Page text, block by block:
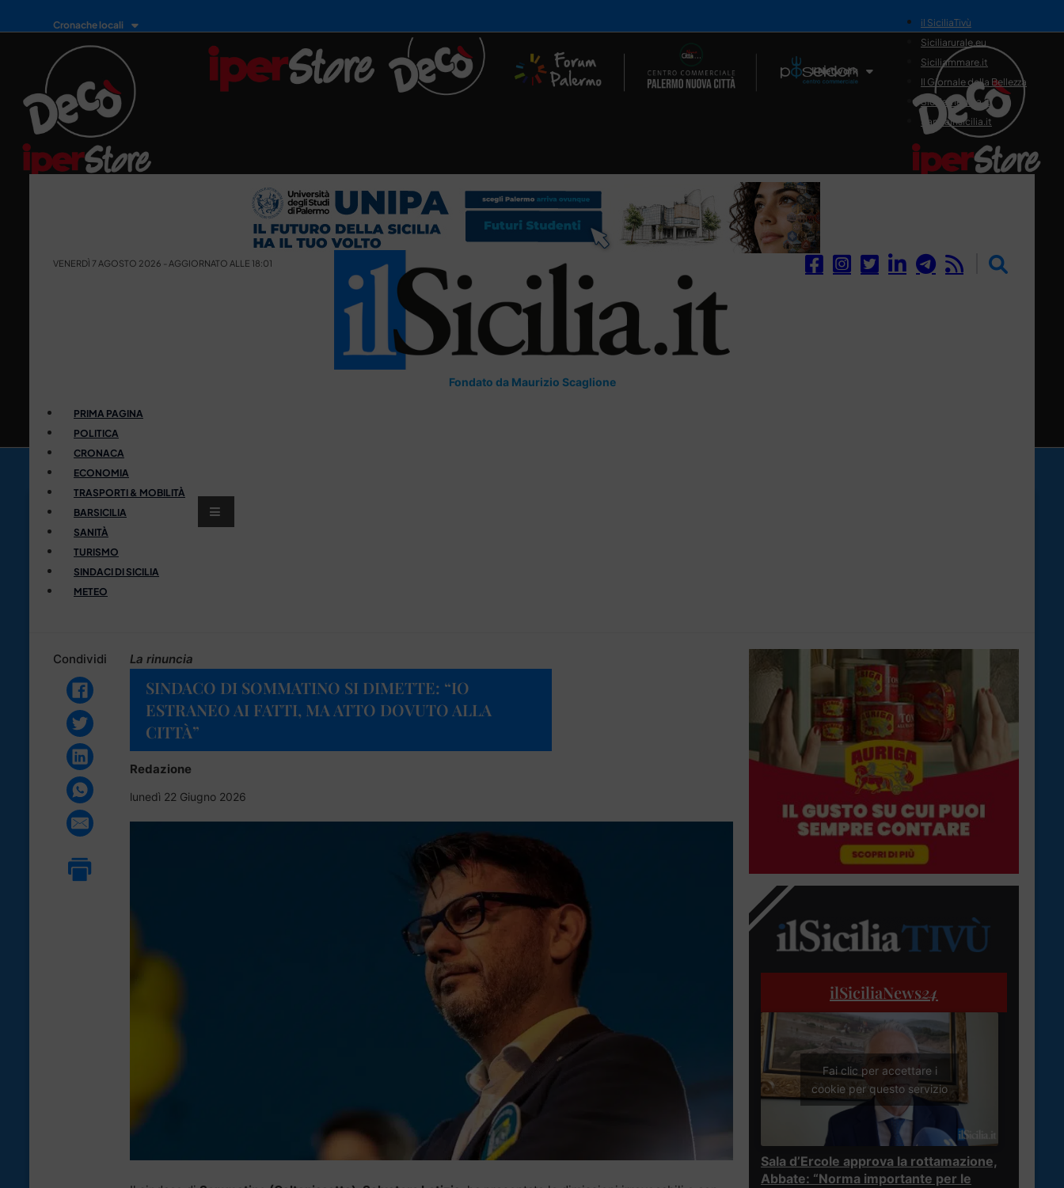
Cronache locali
Il Network
il SiciliaTivù
Siciliarurale.eu
Siciliammare.it
Il Giornale della Bellezza
Siciliamedica.it
Sanitainsicilia.it
VENERDÌ 7 AGOSTO 2026 - AGGIORNATO ALLE 18:01
Fondato da Maurizio Scaglione
PRIMA PAGINA
POLITICA
CRONACA
ECONOMIA
TRASPORTI & MOBILITÀ
BARSICILIA
SANITÀ
TURISMO
SINDACI DI SICILIA
METEO
Condividi La rinuncia
SINDACO DI SOMMATINO SI DIMETTE: “IO
ESTRANEO AI FATTI, MA ATTO DOVUTO ALLA
CITTÀ”
Redazione
lunedì 22 Giugno 2026
ilSiciliaNews24
Fai clic per accettare i
cookie per questo servizio
Sala d’Ercole approva la rottamazione,
Abbate: “Norma importante per le